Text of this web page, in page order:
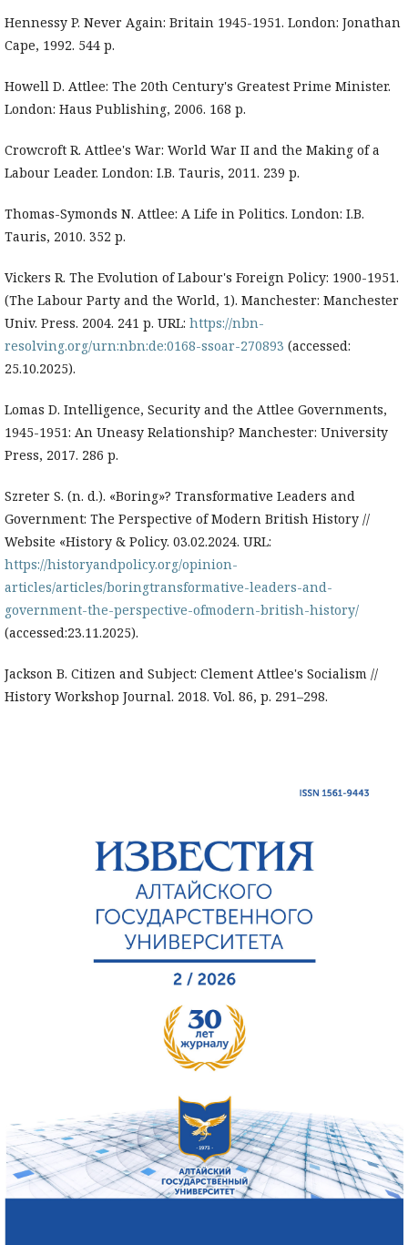
Hennessy P. Never Again: Britain 1945-1951. London: Jonathan
Cape, 1992. 544 p.
Howell D. Attlee: The 20th Century's Greatest Prime Minister.
London: Haus Publishing, 2006. 168 p.
Crowcroft R. Attlee's War: World War II and the Making of a
Labour Leader. London: I.B. Tauris, 2011. 239 p.
Thomas-Symonds N. Attlee: A Life in Politics. London: I.B.
Tauris, 2010. 352 p.
Vickers R. The Evolution of Labour's Foreign Policy: 1900-1951.
(The Labour Party and the World, 1). Manchester: Manchester
Univ. Press. 2004. 241 p. URL: https://nbn-
resolving.org/urn:nbn:de:0168-ssoar-270893 (accessed:
25.10.2025).
Lomas D. Intelligence, Security and the Attlee Governments,
1945-1951: An Uneasy Relationship? Manchester: University
Press, 2017. 286 p.
Szreter S. (n. d.). «Boring»? Transformative Leaders and
Government: The Perspective of Modern British History //
Website «History & Policy. 03.02.2024. URL:
https://historyandpolicy.org/opinion-
articles/articles/boringtransformative-leaders-and-
government-the-perspective-ofmodern-british-history/
(accessed:23.11.2025).
Jackson B. Citizen and Subject: Clement Attlee's Socialism //
History Workshop Journal. 2018. Vol. 86, p. 291–298.